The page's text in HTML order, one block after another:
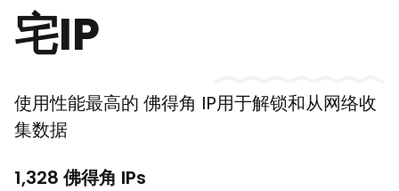
宅IP
使用性能最高的 佛得角 IP用于解锁和从网络收
集数据
1,328 佛得角 IPs